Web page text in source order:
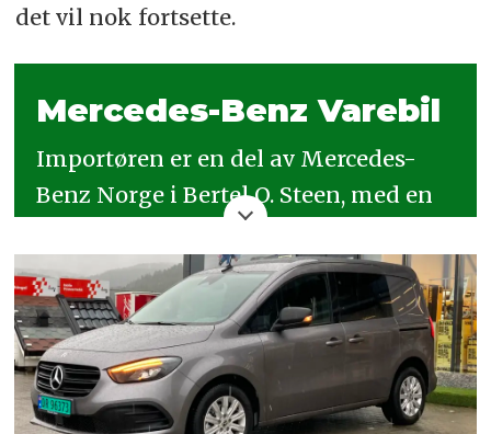
det vil nok fortsette.
Mercedes-Benz Varebil
Importøren er en del av Mercedes-
Benz Norge i Bertel O. Steen, med en
Totalt ni ansatte hos importøren
jobber dedikert med varebil.
Avdelingen ledes av salgsdirektør Per
Ragnar Johansen, som rapporterer til